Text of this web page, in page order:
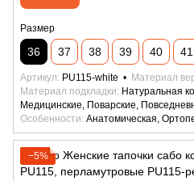
Размер
36 37 38 39 40 41
Артикул PU115-white Материал
Материал подкладки
Натуральная
Медицинские, Поварские,
Особенности Анатомическая,
−5%